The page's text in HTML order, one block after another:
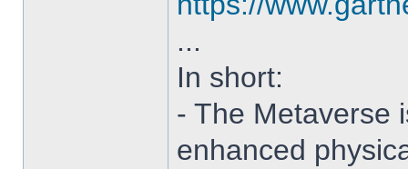
...
In short:
- The Metaverse
enhanced